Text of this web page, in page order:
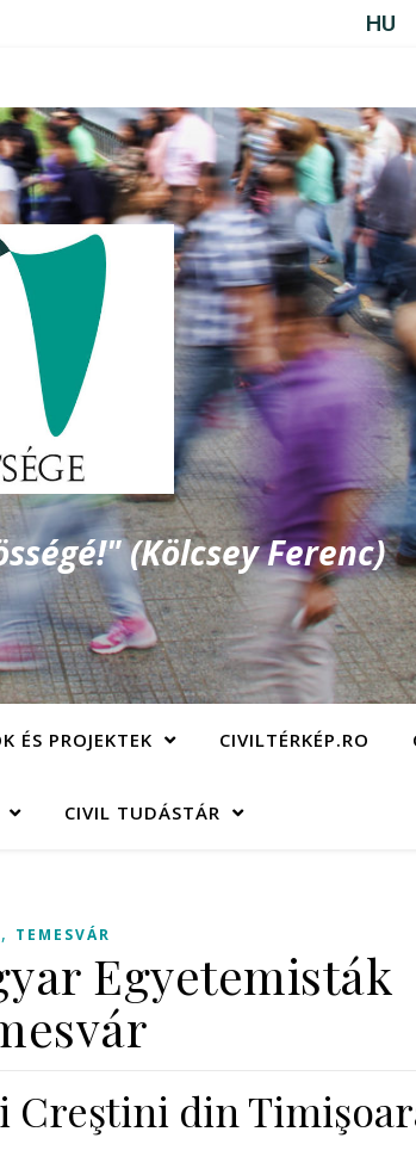
HU
(Kölcsey Ferenc)
ÉS PROJEKTEK CIVILTÉRKÉP.RO
CIVIL TUDÁSTÁR
, TEMESVÁR
Egyetemisták
Creştini din